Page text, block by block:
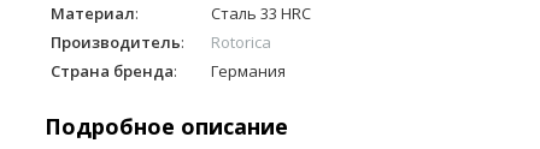
Материал:
Сталь 33 HRC
Производитель:
Rotorica
Страна бренда: Германия
Подробное описание